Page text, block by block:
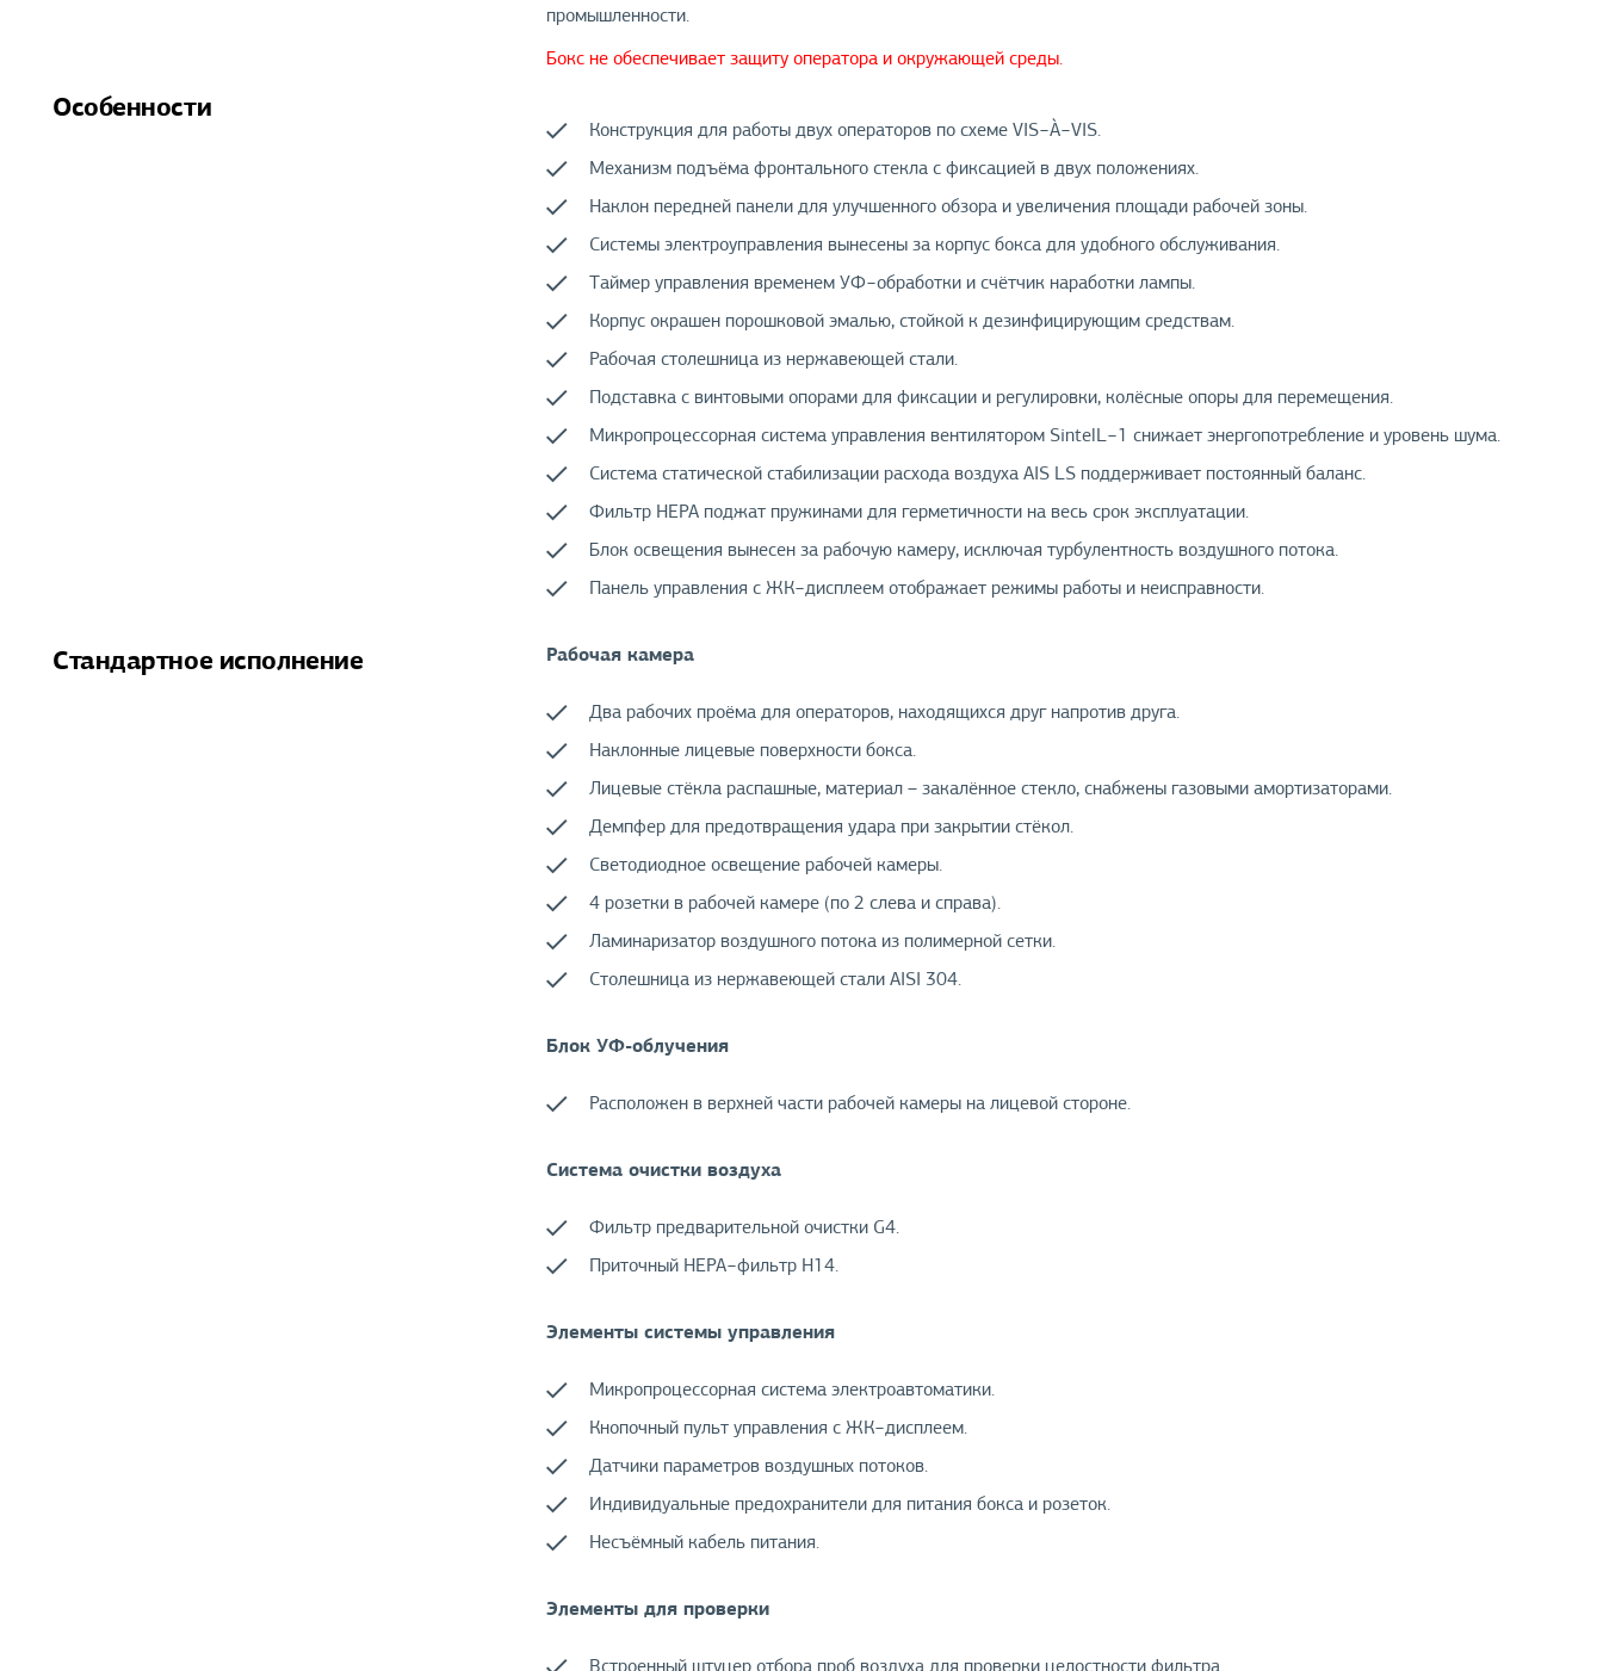
промышленности.
Бокс не обеспечивает защиту оператора и окружающей среды.
Особенности
Конструкция для работы двух операторов по схеме VIS−À−VIS.
Механизм подъёма фронтального стекла с фиксацией в двух положениях.
Наклон передней панели для улучшенного обзора и увеличения площади рабочей зоны.
Системы электроуправления вынесены за корпус бокса для удобного обслуживания.
Таймер управления временем УФ−обработки и счётчик наработки лампы.
Корпус окрашен порошковой эмалью, стойкой к дезинфицирующим средствам.
Рабочая столешница из нержавеющей стали.
Подставка с винтовыми опорами для фиксации и регулировки, колёсные опоры для перемещения.
Микропроцессорная система управления вентилятором SintelL−1 снижает энергопотребление и уровень шума.
Система статической стабилизации расхода воздуха AIS LS поддерживает постоянный баланс.
Фильтр НЕРА поджат пружинами для герметичности на весь срок эксплуатации.
Блок освещения вынесен за рабочую камеру, исключая турбулентность воздушного потока.
Панель управления с ЖК−дисплеем отображает режимы работы и неисправности.
Стандартное исполнение Рабочая камера
Два рабочих проёма для операторов, находящихся друг напротив друга.
Наклонные лицевые поверхности бокса.
Лицевые стёкла распашные, материал – закалённое стекло, снабжены газовыми амортизаторами.
Демпфер для предотвращения удара при закрытии стёкол.
Светодиодное освещение рабочей камеры.
4 розетки в рабочей камере (по 2 слева и справа).
Ламинаризатор воздушного потока из полимерной сетки.
Столешница из нержавеющей стали AISI 304.
Блок УФ-облучения
Расположен в верхней части рабочей камеры на лицевой стороне.
Система очистки воздуха
Фильтр предварительной очистки G4.
Приточный НЕРА−фильтр H14.
Элементы системы управления
Микропроцессорная система электроавтоматики.
Кнопочный пульт управления с ЖК−дисплеем.
Датчики параметров воздушных потоков.
Индивидуальные предохранители для питания бокса и розеток.
Несъёмный кабель питания.
Элементы для проверки
Встроенный штуцер отбора проб воздуха для проверки целостности фильтра.